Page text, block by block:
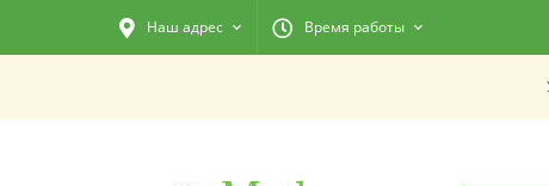
Наш адрес Время работы